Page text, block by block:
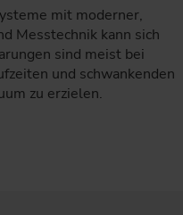
mit moderner,
Messtechnik kann sich
sind meist bei
und schwankenden
zu erzielen.